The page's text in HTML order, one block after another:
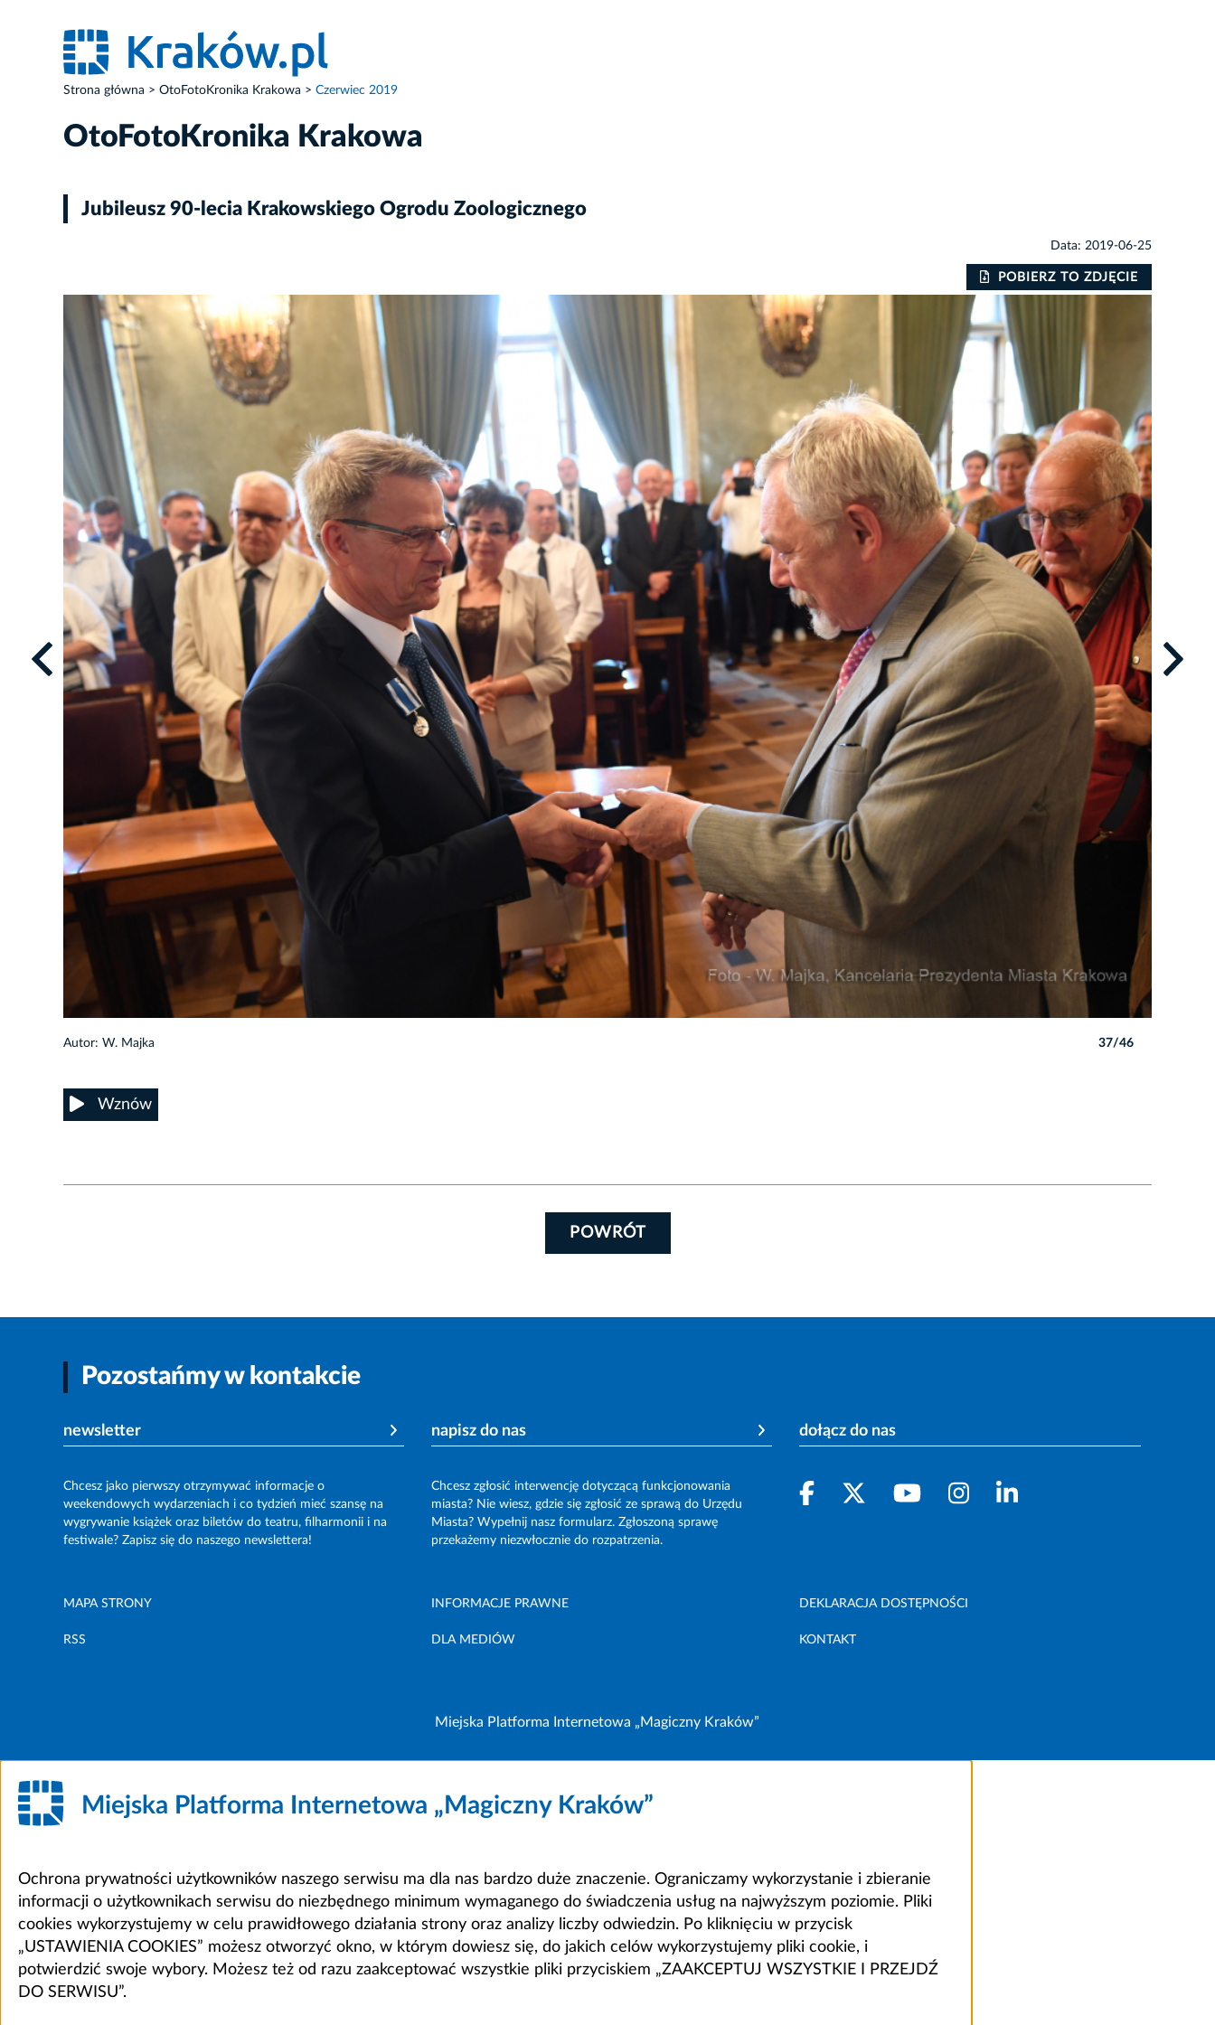
Strona główna OtoFotoKronika Krakowa Czerwiec 2019
OtoFotoKronika Krakowa
Jubileusz 90-lecia Krakowskiego Ogrodu Zoologicznego
Data: 2019-06-25
POBIERZ TO ZDJĘCIE
Autor: W. Majka 37/46
Wznów
POWRÓT
Pozostańmy w kontakcie
newsletter
Chcesz jako pierwszy otrzymywać informacje o
weekendowych wydarzeniach i co tydzień mieć szansę na
wygrywanie książek oraz biletów do teatru, filharmonii i na
festiwale? Zapisz się do naszego newslettera!
napisz do nas
Chcesz zgłosić interwencję dotyczącą funkcjonowania
miasta? Nie wiesz, gdzie się zgłosić ze sprawą do Urzędu
Miasta? Wypełnij nasz formularz. Zgłoszoną sprawę
przekażemy niezwłocznie do rozpatrzenia.
dołącz do nas
MAPA STRONY INFORMACJE PRAWNE DEKLARACJA DOSTĘPNOŚCI
RSS DLA MEDIÓW KONTAKT
Miejska Platforma Internetowa „Magiczny Kraków”
Miejska Platforma Internetowa „Magiczny Kraków”
Ochrona prywatności użytkowników naszego serwisu ma dla nas bardzo duże znaczenie. Ograniczamy wykorzystanie i zbieranie
informacji o użytkownikach serwisu do niezbędnego minimum wymaganego do świadczenia usług na najwyższym poziomie. Pliki
cookies wykorzystujemy w celu prawidłowego działania strony oraz analizy liczby odwiedzin. Po kliknięciu w przycisk
„USTAWIENIA COOKIES” możesz otworzyć okno, w którym dowiesz się, do jakich celów wykorzystujemy pliki cookie, i
potwierdzić swoje wybory. Możesz też od razu zaakceptować wszystkie pliki przyciskiem „ZAAKCEPTUJ WSZYSTKIE I PRZEJDŹ
DO SERWISU”.